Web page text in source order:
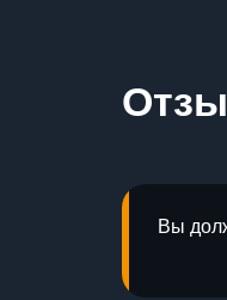
Вы